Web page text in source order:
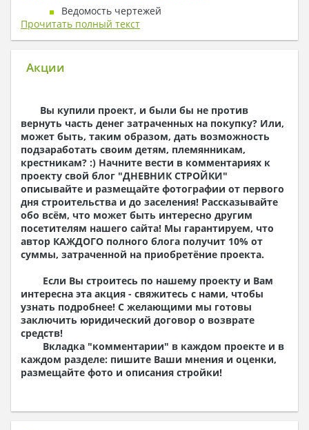
Ведомость чертежей
Пояснительная записка
приборов,окон,дверей,вентканалов,лестниц)
План кровли
Состав проекта «Cтроительное решение»
Ведомость чертежей
Пояснительная записка
Генеральный план
Раздел КЖ-конструкции железобетонные
(планы фундаментов, разрезы, узлы,
спецификации)
Планы этажей с расстановкой мебели
Раздел КД –конструкции деревянные (планы
перекрытий, разрезы, узлы, спецификации)
План кровли
стропильной системы, разрезы, узлы,
спецификации)
Развертки по осям (в деревянных домах)
Разрезы
Спецификации по всем материалам
Узлы
Состав проекта АС может быть отличаться, в
зависимости от конструкций и материалов дома.
по желанию):
Прочитать полный текст
Акции
Вы купили проект, и были бы не против
вернуть часть денег затраченных на покупку? Или,
может быть, таким образом, дать возможность
подзаработать своим детям, племянникам,
крестникам? :) Начните вести в комментариях к
проекту свой блог "ДНЕВНИК СТРОЙКИ"
описывайте и размещайте фотографии от первого
дня строительства и до заселения! Рассказывайте
обо всём, что может быть интересно другим
посетителям нашего сайта! Мы гарантируем, что
автор КАЖДОГО полного блога получит 10% от
суммы, затраченной на приобретёние проекта.
Если Вы строитесь по нашему проекту и Вам
интересна эта акция - свяжитесь с нами, чтобы
узнать подробнее! С желающими мы готовы
заключить юридический договор о возврате
средств!
Вкладка "комментарии" в каждом проекте и в
каждом разделе: пишите Ваши мнения и оценки,
размещайте фото и описания стройки!